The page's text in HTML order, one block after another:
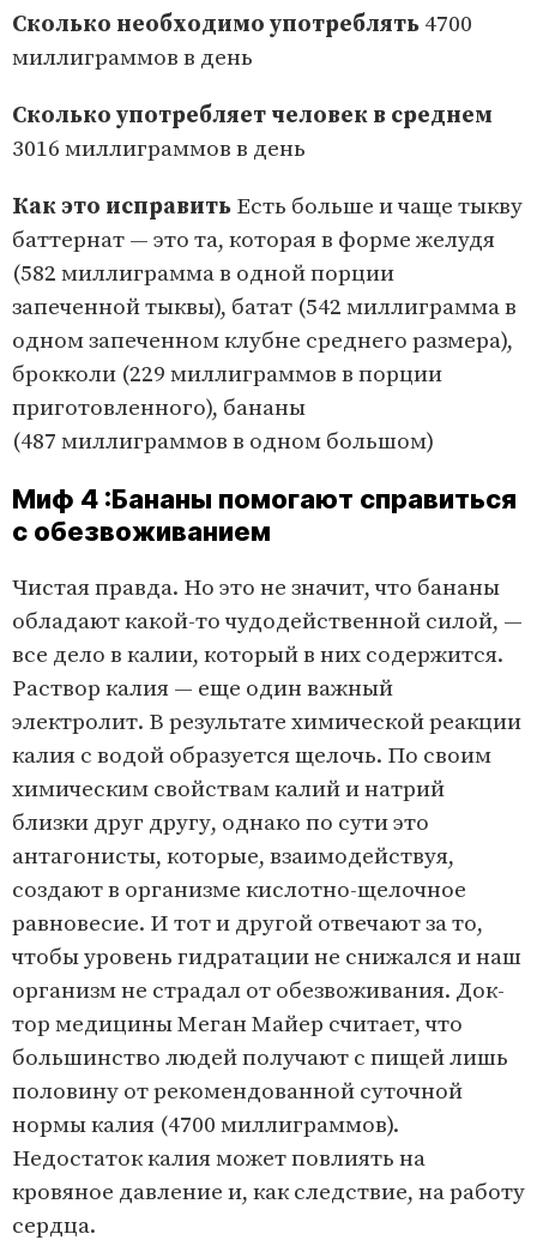
Сколько необходимо упо­треблять 4700
миллиграммов в день
Сколько употреб­ляет ч­еловек в среднем
3016 миллиграммов в день
Как это исправить Есть больше и чаще тыкву
баттернат — это та, которая в форме желудя
(582 миллиграмма в одной порции
запеченной тыквы), батат (542 миллиграмма в
одном запеченном клубне среднего размера),
брокколи (229 миллиграммов в порции
приготовленного), бананы
(487 миллиграммов в одном большом)
Миф 4 :Бананы помогают справиться
с обезвоживанием
Чистая правда. Но это не значит, что бананы
обладают какой-то чудодейственной силой, —
все дело в калии, который в них содержится.
Раствор калия — еще один важный
электролит. В результате химической реакции
калия с водой образуется щелочь. По своим
химическим свойствам калий и натрий
близки друг другу, однако по сути это
антагонисты, которые, взаимодействуя,
создают в организме кислотно-щелочное
равновесие. И тот и другой отвечают за то,
чтобы уровень гидратации не снижался и наш
организм не страдал от обезвоживани­я. Док­
тор медицины Меган Майер считает, что
большинство люде­й получают с пищей лишь
поло­вину от рекомендованной суточ­ной
нормы калия (4700 миллиграммов).
Недостаток калия может повлиять на
кровяное давление и, как следствие, на работу
сердца.